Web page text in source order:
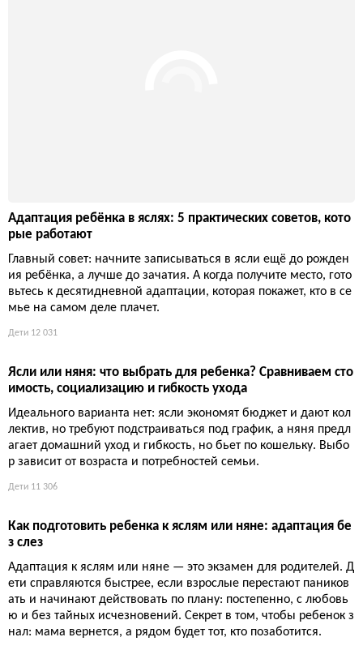
Адаптация ребёнка в яслях: 5 практических советов, кото
рые работают
Главный совет: начните записываться в ясли ещё до рожден
ия ребёнка, а лучше до зачатия. А когда получите место, гото
вьтесь к десятидневной адаптации, которая покажет, кто в се
мье на самом деле плачет.
Дети 12 031
Ясли или няня: что выбрать для ребенка? Сравниваем сто
имость, социализацию и гибкость ухода
Идеального варианта нет: ясли экономят бюджет и дают кол